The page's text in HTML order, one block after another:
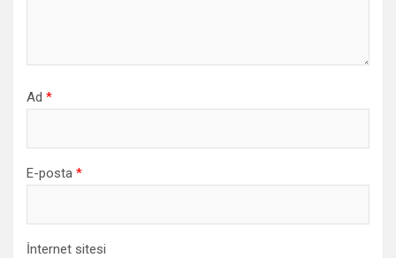
Ad *
E-posta *
İnternet sitesi